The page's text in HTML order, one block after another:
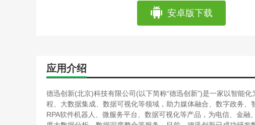
安卓版下载
应用介绍
德迅创新(北京)科技有限公司(以下简称“德迅创新”)是一家以智能
程、大数据集成、数据可视化等领域，助力媒体融合、数字政务
RPA软件机器人、微服务平台、数据可视化等产品，为电信、金